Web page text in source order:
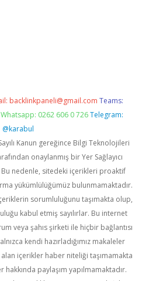
backlinkpaneli@gmail.com Teams:
Whatsapp: 0262 606 0 726 Telegram:
@karabul
Kanun gereğince Bilgi Teknolojileri
onaylanmış bir Yer Sağlayıcı
nedenle, sitedeki içerikleri proaktif
yükümlülüğümüz bulunmamaktadır.
sorumluluğunu taşımakta olup,
kabul etmiş sayılırlar. Bu internet
veya şahıs şirketi ile hiçbir bağlantısı
kendi hazırladığımız makaleler
içerikler haber niteliği taşımamakta
paylaşım yapılmamaktadır.